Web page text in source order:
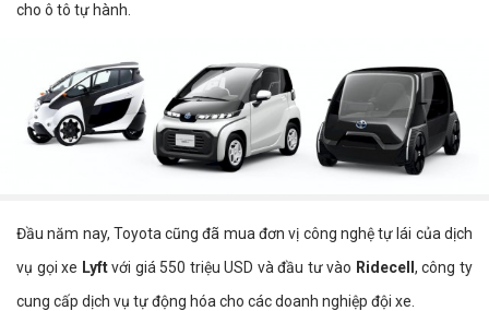
cho ô tô tự hành.
Đầu năm nay, Toyota cũng đã mua đơn vị công nghệ tự lái của dịch
vụ gọi xe Lyftvới giá 550 triệu USD và đầu tư vào Ridecell , công ty
cung cấp dịch vụ tự động hóa cho các doanh nghiệp đội xe.